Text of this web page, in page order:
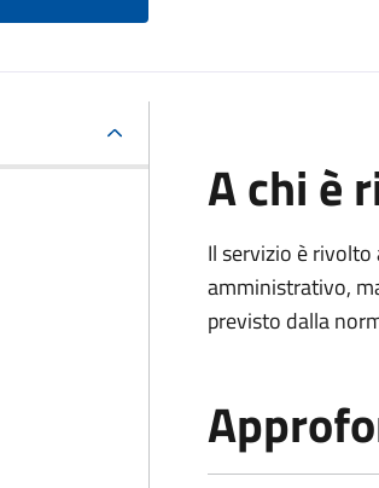
A chi è
Il servizio è
amministrativo,
previsto dalla